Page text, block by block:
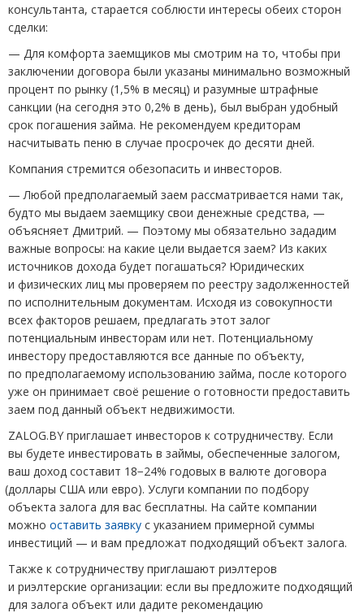
консультанта, старается соблюсти интересы обеих сторон
сделки:
— Для комфорта заемщиков мы смотрим на то, чтобы при
заключении договора были указаны минимально возможный
процент по рынку (1,5% в месяц) и разумные штрафные
санкции (на сегодня это 0,2% в день), был выбран удобный
срок погашения займа. Не рекомендуем кредиторам
насчитывать пеню в случае просрочек до десяти дней.
Компания стремится обезопасить и инвесторов.
— Любой предполагаемый заем рассматривается нами так,
будто мы выдаем заемщику свои денежные средства, —
объясняет Дмитрий. — Поэтому мы обязательно зададим
важные вопросы: на какие цели выдается заем? Из каких
источников дохода будет погашаться? Юридических
и физических лиц мы проверяем по реестру задолженностей
по исполнительным документам. Исходя из совокупности
всех факторов решаем, предлагать этот залог
потенциальным инвесторам или нет. Потенциальному
инвестору предоставляются все данные по объекту,
по предполагаемому использованию займа, после которого
уже он принимает своё решение о готовности предоставить
заем под данный объект недвижимости.
ZALOG.BY приглашает инвесторов к сотрудничеству. Если
вы будете инвестировать в займы, обеспеченные залогом,
ваш доход составит 18−24% годовых в валюте договора
(доллары США или евро). Услуги компании по подбору
объекта залога для вас бесплатны. На сайте компании
можно оставить заявку с указанием примерной суммы
инвестиций — и вам предложат подходящий объект залога.
Также к сотрудничеству приглашают риэлтеров
и риэлтерские организации: если вы предложите подходящий
для залога объект или дадите рекомендацию